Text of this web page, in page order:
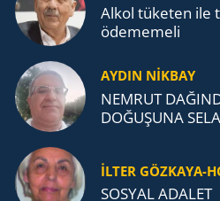
Alkol tü­ke­ten ile
öde­me­me­li
AYDIN NİKBAY
NEMRUT
DOĞUŞUNA
İLTER GÖZKAYA-
SOSYAL ADALET